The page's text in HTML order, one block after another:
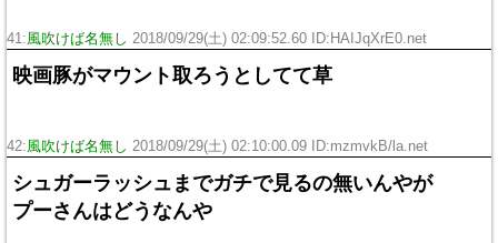
41:風吹けば名無し 2018/09/29(土) 02:09:52.60 ID:HAIJqXrE0.net
映画豚がマウント取ろうとしてて草
42:風吹けば名無し 2018/09/29(土) 02:10:00.09 ID:mzmvkB/la.net
シュガーラッシュまでガチで見るの無いんやが
プーさんはどうなんや